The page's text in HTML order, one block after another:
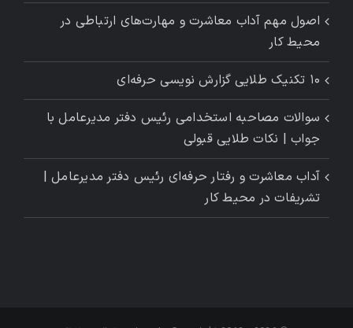
اصول مهم آداب معاشرت و مهارت‌های ارتباطی در
محیط کار
۱۰ تکنیک طلایی گزارش ‌نویسی حرفه‌ای
سوالات مصاحبه استخدامی رئیس دفتر مدیرعامل با
جواب | نکات طلایی قبولی
آداب معاشرت و رفتار حرفه‌ای رئیس دفتر مدیرعامل |
تشریفات در محیط کار